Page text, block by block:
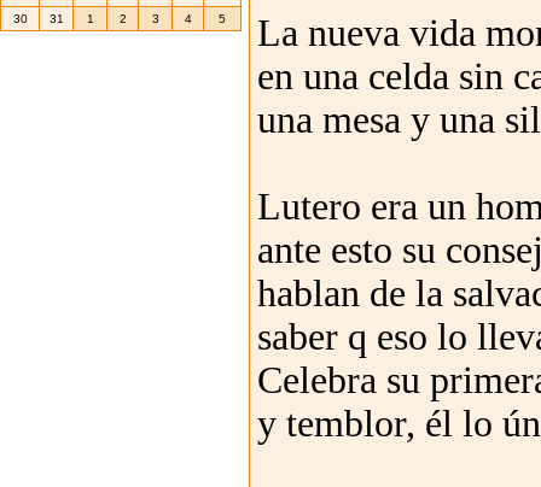
La nueva vida
en una celda sin
una mesa y una
Lutero era un
ante esto su
hablan de la
saber q eso lo
Celebra su
y temblor, él lo
30
31 1 2 3 4 5